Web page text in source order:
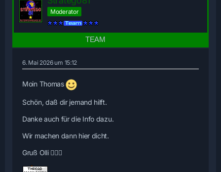
Moderator
6. Mai 2026 um 15:12
Moin Thomas
Schön, daß dir jemand hilft.
Danke auch für die Info dazu.
Wir machen dann hier dicht.
Gruß Olli 🙋🏻‍♂️